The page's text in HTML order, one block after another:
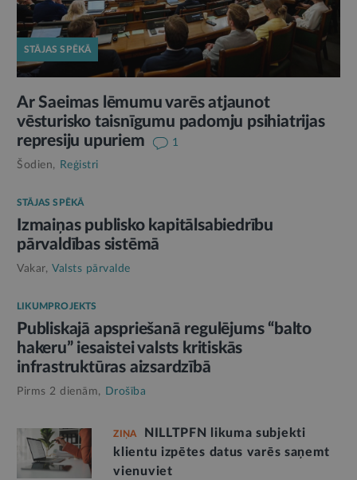
STĀJAS SPĒKĀ
Ar Saeimas lēmumu varēs atjaunot
vēsturisko taisnīgumu padomju psihiatrijas
represiju upuriem
1
Šodien, Reģistri
STĀJAS SPĒKĀ
Izmaiņas publisko kapitālsabiedrību
pārvaldības sistēmā
Vakar, Valsts pārvalde
LIKUMPROJEKTS
Publiskajā apspriešanā regulējums “balto
hakeru” iesaistei valsts kritiskās
infrastruktūras aizsardzībā
Pirms 2 dienām, Drošība
ZIŅA
NILLTPFN likuma subjekti
klientu izpētes datus varēs saņemt
vienuviet